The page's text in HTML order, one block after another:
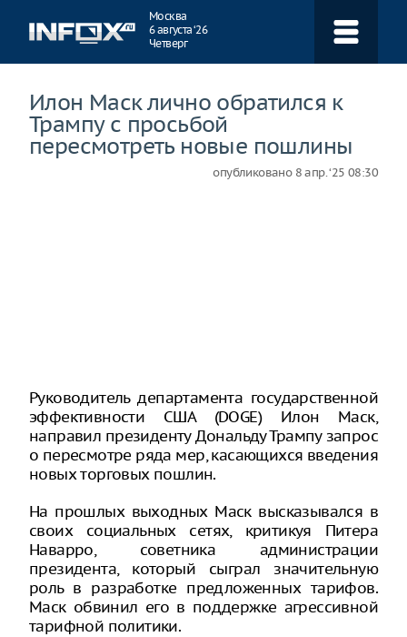
Москва
6 августа ‘26
Четверг
Илон Маск лично обратился к
Трампу с просьбой
пересмотреть новые пошлины
опубликовано 8 апр. ‘25 08:30
Руководитель департамента государственной
эффективности США (DOGE) Илон Маск,
направил президенту Дональду Трампу запрос
о пересмотре ряда мер, касающихся введения
новых торговых пошлин.
На прошлых выходных Маск высказывался в
своих социальных сетях, критикуя Питера
Наварро, советника администрации
президента, который сыграл значительную
роль в разработке предложенных тарифов.
Маск обвинил его в поддержке агрессивной
тарифной политики.